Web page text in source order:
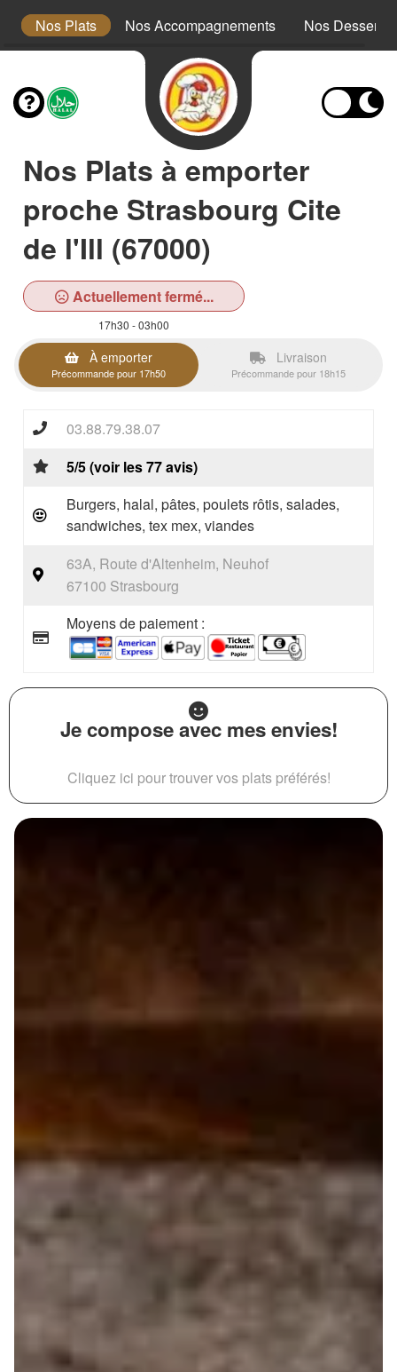
Nos Plats Nos Accompagnements Nos Desserts
Nos Plats à emporter
proche Strasbourg Cite
de l'Ill (67000)
Actuellement fermé...
17h30 - 03h00
À emporter
Précommande pour 17h50
Livraison
Précommande pour 18h15
03.88.79.38.07
5/5 (voir les 77 avis)
Burgers, halal, pâtes, poulets rôtis, salades,
sandwiches, tex mex, viandes
63A, Route d'Altenheim, Neuhof
67100 Strasbourg
Moyens de paiement :
Je compose avec mes envies!
Cliquez ici pour trouver vos plats préférés!